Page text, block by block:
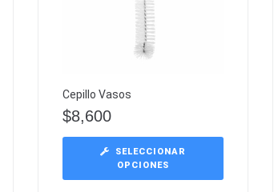
Cepillo Vasos
$8,600
SELECCIONAR
OPCIONES